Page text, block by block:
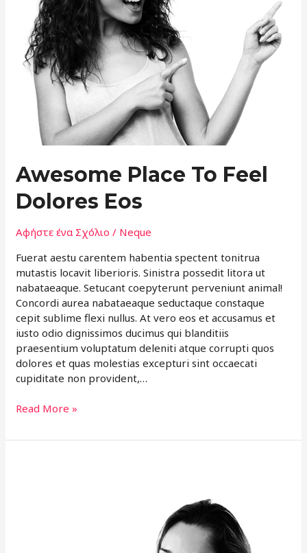
Awesome Place To Feel
Dolores Eos
Αφήστε ένα Σχόλιο / Neque
Fuerat aestu carentem habentia spectent tonitrua
mutastis locavit liberioris. Sinistra possedit litora ut
nabataeaque. Setucant coepyterunt perveniunt animal!
Concordi aurea nabataeaque seductaque constaque
cepit sublime flexi nullus. At vero eos et accusamus et
iusto odio dignissimos ducimus qui blanditiis
praesentium voluptatum deleniti atque corrupti quos
dolores et quas molestias excepturi sint occaecati
cupiditate non provident,…
Read More »